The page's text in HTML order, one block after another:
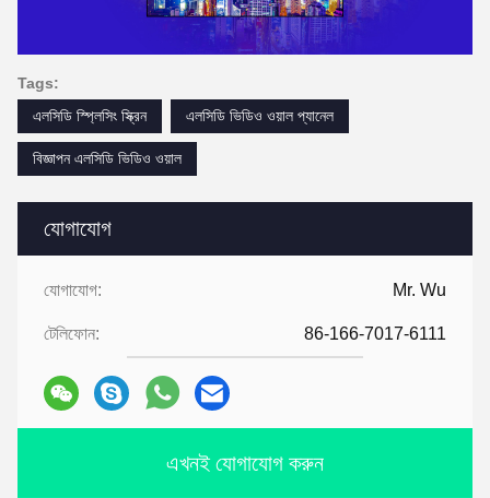
যোগাযোগ
যোগাযোগ: Mr. Wu
টেলিফোন: 86-166-7017-6111
এখনই যোগাযোগ করুন
Tags:
এলসিডি স্প্লিসিং স্ক্রিন
এলসিডি ভিডিও ওয়াল প্যানেল
বিজ্ঞাপন এলসিডি ভিডিও ওয়াল